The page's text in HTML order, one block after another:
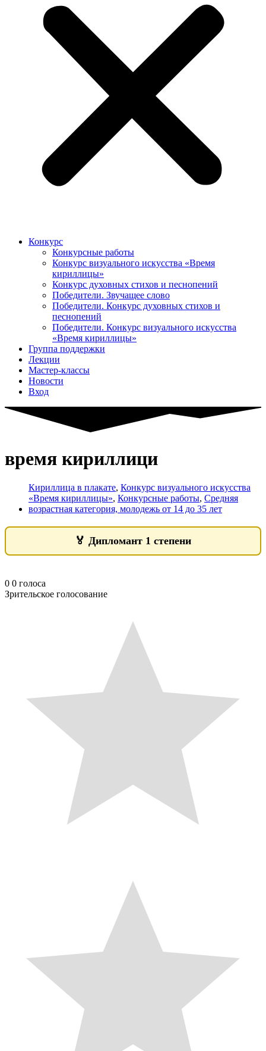
Конкурс
Конкурсные работы
Конкурс визуального искусства «Время
кириллицы»
Конкурс духовных стихов и песнопений
Победители. Звучащее слово
Победители. Конкурс духовных стихов и
песнопений
Победители. Конкурс визуального искусства
«Время кириллицы»
Группа поддержки
Лекции
Мастер-классы
Новости
Вход
время кириллици
Кириллица в плакате, Конкурс визуального искусства
«Время кириллицы», Конкурсные работы, Средняя
возрастная категория, молодежь от 14 до 35 лет
🏅 Дипломант 1 степени
0 0 голоса
Зрительское голосование